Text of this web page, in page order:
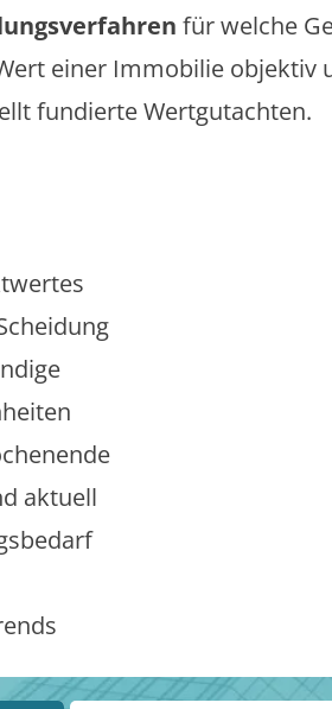
für welche
einer Immobilie objektiv
fundierte Wertgutachten.
aktuell